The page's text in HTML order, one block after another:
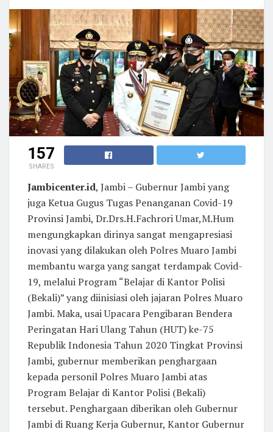
157
SHARES
Jambicenter.id, Jambi – Gubernur Jambi yang
juga Ketua Gugus Tugas Penanganan Covid-19
Provinsi Jambi, Dr.Drs.H.Fachrori Umar,M.Hum
mengungkapkan dirinya sangat mengapresiasi
inovasi yang dilakukan oleh Polres Muaro Jambi
membantu warga yang sangat terdampak Covid-
19, melalui Program “Belajar di Kantor Polisi
(Bekali)” yang diinisiasi oleh jajaran Polres Muaro
Jambi. Maka, usai Upacara Pengibaran Bendera
Peringatan Hari Ulang Tahun (HUT) ke-75
Republik Indonesia Tahun 2020 Tingkat Provinsi
Jambi, gubernur memberikan penghargaan
kepada personil Polres Muaro Jambi atas
Program Belajar di Kantor Polisi (Bekali)
tersebut. Penghargaan diberikan oleh Gubernur
Jambi di Ruang Kerja Gubernur, Kantor Gubernur